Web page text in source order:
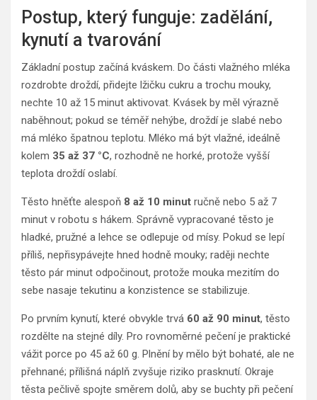
Postup, který funguje: zadělání,
kynutí a tvarování
Základní postup začíná kváskem. Do části vlažného mléka
rozdrobte droždí, přidejte lžičku cukru a trochu mouky,
nechte 10 až 15 minut aktivovat. Kvásek by měl výrazně
naběhnout; pokud se téměř nehýbe, droždí je slabé nebo
má mléko špatnou teplotu. Mléko má být vlažné, ideálně
kolem 35 až 37 °C, rozhodně ne horké, protože vyšší
teplota droždí oslabí.
Těsto hněťte alespoň 8 až 10 minut ručně nebo 5 až 7
minut v robotu s hákem. Správně vypracované těsto je
hladké, pružné a lehce se odlepuje od mísy. Pokud se lepí
příliš, nepřisypávejte hned hodně mouky; raději nechte
těsto pár minut odpočinout, protože mouka mezitím do
sebe nasaje tekutinu a konzistence se stabilizuje.
Po prvním kynutí, které obvykle trvá 60 až 90 minut, těsto
rozdělte na stejné díly. Pro rovnoměrné pečení je praktické
vážit porce po 45 až 60 g. Plnění by mělo být bohaté, ale ne
přehnané; přílišná náplň zvyšuje riziko prasknutí. Okraje
těsta pečlivě spojte směrem dolů, aby se buchty při pečení